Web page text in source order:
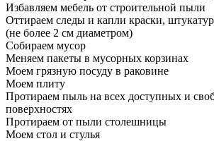
Избавляем мебель от строительной пыли
Оттираем следы и капли краски,
(не более 2 см диаметром)
Собираем мусор
Меняем пакеты в мусорных корзинах
Моем грязную посуду в раковине
Моем плиту
Протираем пыль на всех доступных и
поверхностях
Протираем от пыли столешницы
Моем стол и стулья